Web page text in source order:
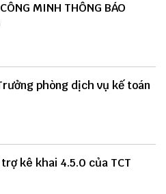
MINH THÔNG BÁO
phòng dịch vụ kế toán
kê khai 4.5.0 của TCT